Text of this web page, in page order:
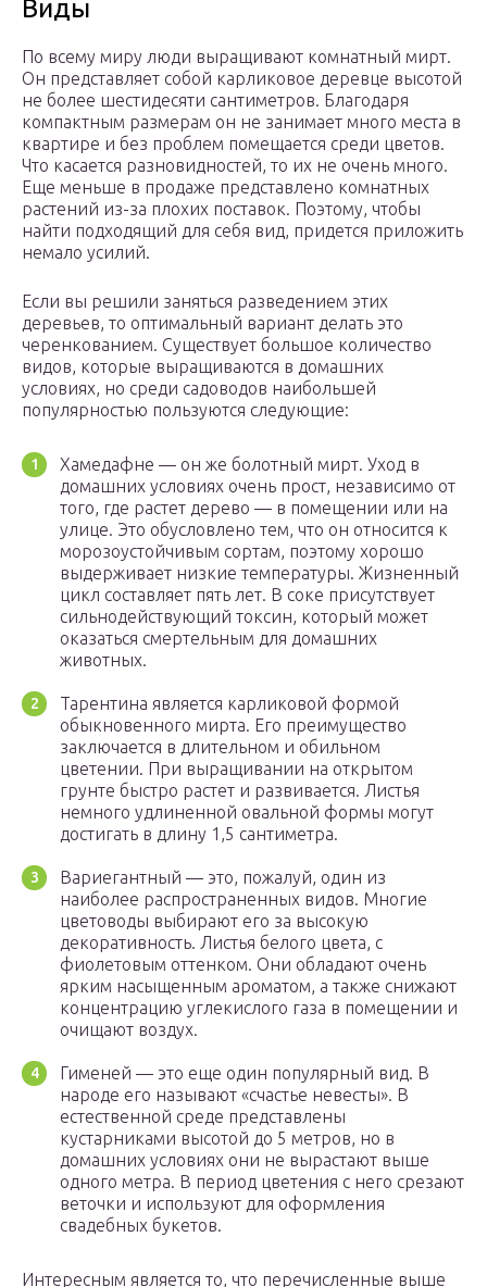
Виды
По всему миру люди выращивают комнатный мирт.
Он представляет собой карликовое деревце высотой
не более шестидесяти сантиметров. Благодаря
компактным размерам он не занимает много места в
квартире и без проблем помещается среди цветов.
Что касается разновидностей, то их не очень много.
Еще меньше в продаже представлено комнатных
растений из-за плохих поставок. Поэтому, чтобы
найти подходящий для себя вид, придется приложить
немало усилий.
Если вы решили заняться разведением этих
деревьев, то оптимальный вариант делать это
черенкованием. Существует большое количество
видов, которые выращиваются в домашних
условиях, но среди садоводов наибольшей
популярностью пользуются следующие:
Хамедафне — он же болотный мирт. Уход в
домашних условиях очень прост, независимо от
того, где растет дерево — в помещении или на
улице. Это обусловлено тем, что он относится к
морозоустойчивым сортам, поэтому хорошо
выдерживает низкие температуры. Жизненный
цикл составляет пять лет. В соке присутствует
сильнодействующий токсин, который может
оказаться смертельным для домашних
животных.
Тарентина является карликовой формой
обыкновенного мирта. Его преимущество
заключается в длительном и обильном
цветении. При выращивании на открытом
грунте быстро растет и развивается. Листья
немного удлиненной овальной формы могут
достигать в длину 1,5 сантиметра.
Вариегантный — это, пожалуй, один из
наиболее распространенных видов. Многие
цветоводы выбирают его за высокую
декоративность. Листья белого цвета, с
фиолетовым оттенком. Они обладают очень
ярким насыщенным ароматом, а также снижают
концентрацию углекислого газа в помещении и
очищают воздух.
Гименей — это еще один популярный вид. В
народе его называют «счастье невесты». В
естественной среде представлены
кустарниками высотой до 5 метров, но в
домашних условиях они не вырастают выше
одного метра. В период цветения с него срезают
веточки и используют для оформления
свадебных букетов.
Интересным является то, что перечисленные выше